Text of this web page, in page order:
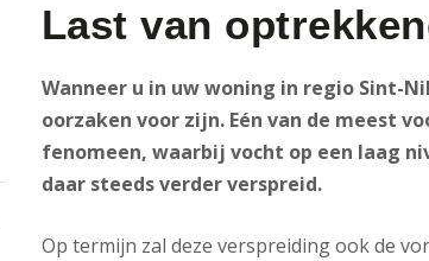
Last van
Wanneer u in uw woning in regio Sint-
oorzaken voor zijn. Eén van de meest
fenomeen, waarbij vocht op een laag
daar steeds verder verspreid.
Op termijn zal deze verspreiding ook de